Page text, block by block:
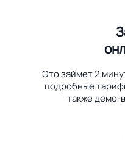
Это займет 2
подробные
также демо-